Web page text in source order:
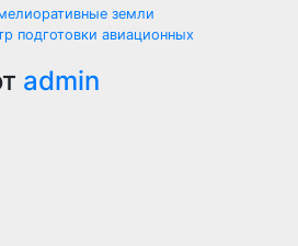
земли
подготовки авиационных
admin